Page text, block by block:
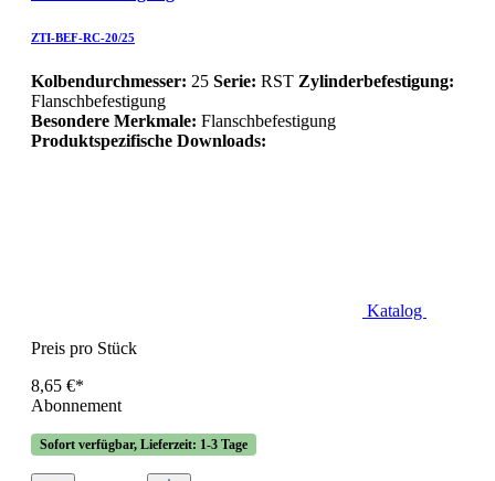
ZTI-BEF-RC-20/25
Kolbendurchmesser: 25 Serie: RST Zylinderbefestigung:
Flanschbefestigung
Besondere Merkmale: Flanschbefestigung
Produktspezifische Downloads:
Katalog
Preis pro Stück
8,65 €*
Abonnement
Sofort verfügbar, Lieferzeit: 1-3 Tage